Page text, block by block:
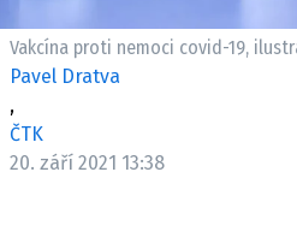
Pošlete e-mail
Vakcína proti nemoci covid-19,
Pavel Dratva
,
ČTK
20. září 2021 13:38